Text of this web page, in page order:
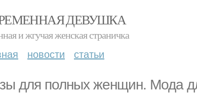
ДЕВУШКА
и жгучая женская страничка
новости статьи
для полных женщин. Мода